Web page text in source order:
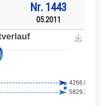
Nr. 1443
05.2011